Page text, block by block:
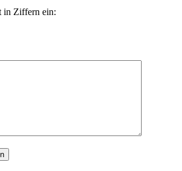
in Ziffern ein: